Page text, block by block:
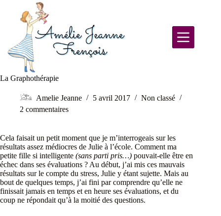
La Graphothérapie
Amelie Jeanne 5 avril 2017
Non classé
2 commentaires
Cela faisait un petit moment que je m’interrogeais sur les
résultats assez médiocres de Julie à l’école. Comment ma
petite fille si intelligente (sans parti pris…) pouvait-elle être en
échec dans ses évaluations ? Au début, j’ai mis ces mauvais
résultats sur le compte du stress, Julie y étant sujette. Mais au
bout de quelques temps, j’ai fini par comprendre qu’elle ne
finissait jamais en temps et en heure ses évaluations, et du
coup ne répondait qu’à la moitié des questions.